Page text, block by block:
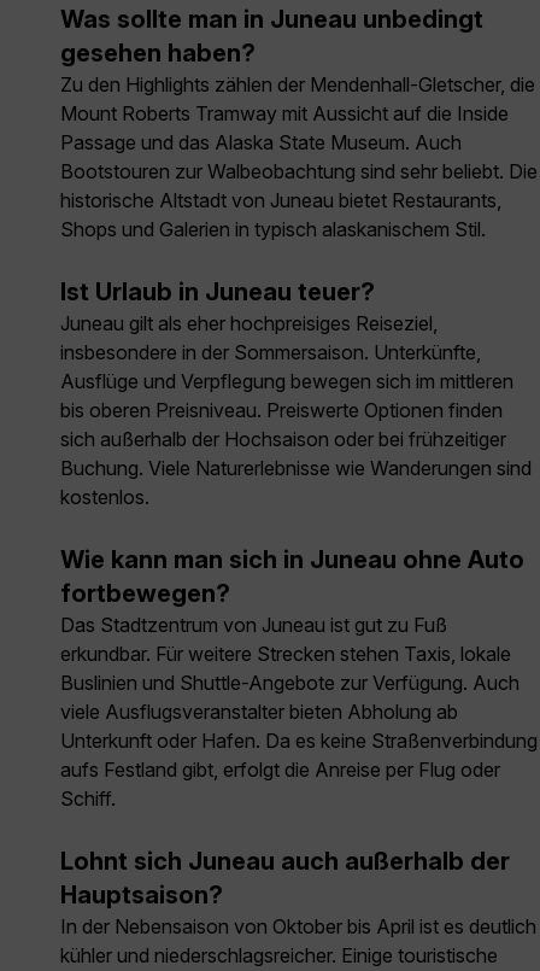
Was sollte man in Juneau unbedingt
gesehen haben?
Zu den Highlights zählen der Mendenhall-Gletscher, die
Mount Roberts Tramway mit Aussicht auf die Inside
Passage und das Alaska State Museum. Auch
Bootstouren zur Walbeobachtung sind sehr beliebt. Die
historische Altstadt von Juneau bietet Restaurants,
Shops und Galerien in typisch alaskanischem Stil.
Ist Urlaub in Juneau teuer?
Juneau gilt als eher hochpreisiges Reiseziel,
insbesondere in der Sommersaison. Unterkünfte,
Ausflüge und Verpflegung bewegen sich im mittleren
bis oberen Preisniveau. Preiswerte Optionen finden
sich außerhalb der Hochsaison oder bei frühzeitiger
Buchung. Viele Naturerlebnisse wie Wanderungen sind
kostenlos.
Wie kann man sich in Juneau ohne Auto
fortbewegen?
Das Stadtzentrum von Juneau ist gut zu Fuß
erkundbar. Für weitere Strecken stehen Taxis, lokale
Buslinien und Shuttle-Angebote zur Verfügung. Auch
viele Ausflugsveranstalter bieten Abholung ab
Unterkunft oder Hafen. Da es keine Straßenverbindung
aufs Festland gibt, erfolgt die Anreise per Flug oder
Schiff.
Lohnt sich Juneau auch außerhalb der
Hauptsaison?
In der Nebensaison von Oktober bis April ist es deutlich
kühler und niederschlagsreicher. Einige touristische